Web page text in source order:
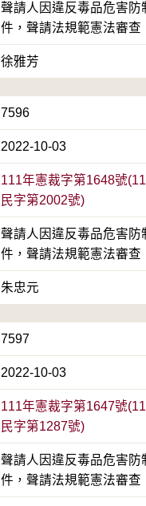
聲請人因違反毒品危害防
件，聲請法規範憲法審查
徐雅芳
7596
2022-10-03
111年憲裁字第1648號
民字第2002號)
聲請人因違反毒品危害防
件，聲請法規範憲法審查
朱忠元
7597
2022-10-03
111年憲裁字第1647號
民字第1287號)
聲請人因違反毒品危害防
件，聲請法規範憲法審查